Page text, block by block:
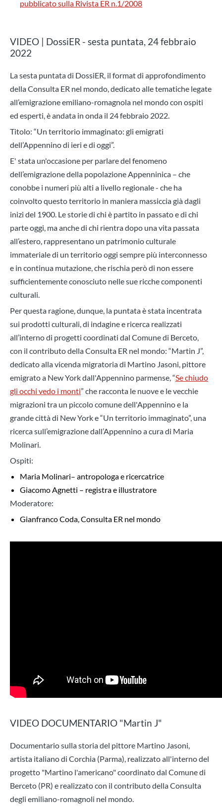
pubblicato sulla Rivista ER n.1/2008
VIDEO | DossiER - sesta puntata, 24 febbraio
2022
La sesta puntata di DossiER, il format di approfondimento
della Consulta ER nel mondo, dedicato alle tematiche legate
all’emigrazione emiliano-romagnola nel mondo con ospiti
ed esperti, è andata in onda il 24 febbraio 2022.
Titolo: “Un territorio immaginato: gli emigrati
dell’Appennino di ieri e di oggi”.
E' stata un'occasione per parlare del fenomeno
dell’emigrazione della popolazione Appenninica – che
conobbe i numeri più alti a livello regionale - che ha
coinvolto questo territorio in maniera massiccia già dagli
inizi del 1900. Le storie di chi è partito in passato e di chi
parte oggi, ma anche di chi rientra dopo una vita passata
all’estero, rappresentano un patrimonio culturale
immateriale di un territorio oggi sempre più interconnesso
e in continua mutazione, che rischia però di non essere
sufficientemente conosciuto nelle sue ricche componenti
culturali.
Per questa ragione, dunque, la puntata è stata incentrata
sui prodotti culturali, di indagine e ricerca realizzati
all’interno di progetti coordinati dal Comune di Berceto,
con il contributo della Consulta ER nel mondo: “Martin J”,
dedicato alla vicenda migratoria di Martino Jasoni, pittore
emigrato a New York dall'Appennino parmense,“Se chiudo
gli occhi vedo i monti” che racconta le nuove e le vecchie
migrazioni tra un piccolo comune dell'Appennino e la
grande città di New Yorke“Un territorio immaginato”, una
ricercasull’emigrazione dall’Appennino a cura di Maria
Molinari.
Ospiti:
Maria Molinari– antropologa e ricercatrice
Giacomo Agnetti – registra e illustratore
Moderatore:
Gianfranco Coda,Consulta ER nel mondo
VIDEO DOCUMENTARIO "Martin J"
Documentario sulla storia del pittore Martino Jasoni,
artista italiano di Corchia (Parma), realizzato all'interno del
progetto "Martino l'americano" coordinato dal Comune di
Berceto (PR) e realizzato con il contributo della Consulta
degli emiliano-romagnoli nel mondo.